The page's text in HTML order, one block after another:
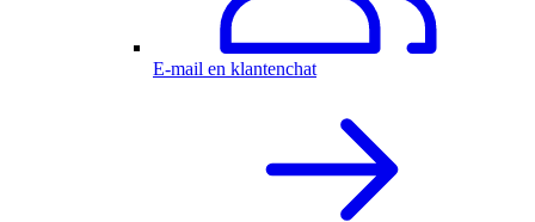
E-mail en klantenchat